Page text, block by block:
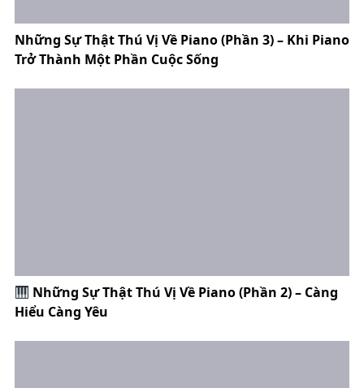
Những Sự Thật Thú Vị Về Piano (Phần 3) – Khi Piano
Trở Thành Một Phần Cuộc Sống
Những Sự Thật Thú Vị Về Piano (Phần 2) – Càng
Hiểu Càng Yêu